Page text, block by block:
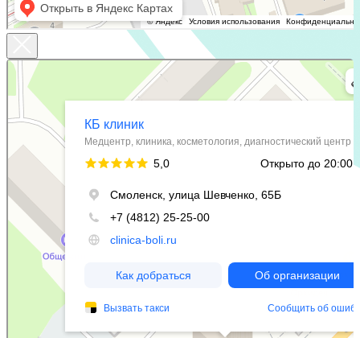
+7 (4812) 25-25-00
Заказать обратный звонок
г. Смоленск
ул. Рыленкова, 11 Б
ул. Рокоссовского, 65
ул. Говорова, 85
ул. Рыленкова, 40
КБ клиник
Медцентр, клиника в Смоленске
Косметология в Смоленске